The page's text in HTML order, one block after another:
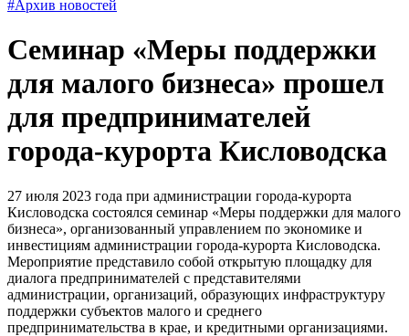
#Архив новостей
Семинар «Меры поддержки
для малого бизнеса» прошел
для предпринимателей
города-курорта Кисловодска
27 июля 2023 года при администрации города-курорта
Кисловодска состоялся семинар «Меры поддержки для малого
бизнеса», организованный управлением по экономике и
инвестициям администрации города-курорта Кисловодска.
Мероприятие представило собой открытую площадку для
диалога предпринимателей с представителями
администрации, организаций, образующих инфраструктуру
поддержки субъектов малого и среднего
предпринимательства в крае, и кредитными организациями.